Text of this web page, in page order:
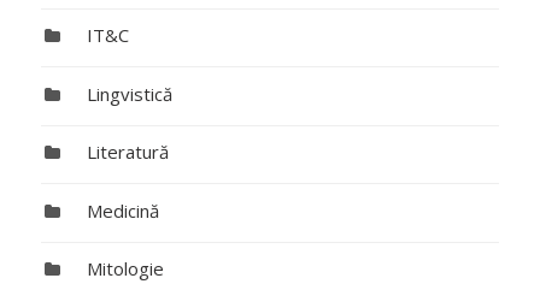
IT&C
Lingvistică
Literatură
Medicină
Mitologie